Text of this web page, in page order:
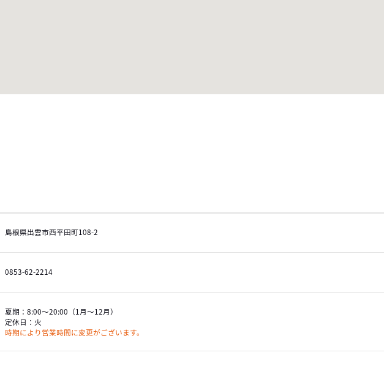
島根県出雲市西平田町108-2
0853-62-2214
夏期：8:00～20:00 （1月～12月）
定休日： 火
時期により営業時間に変更がございます。